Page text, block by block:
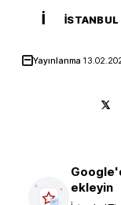
İ İSTANBUL
Yayınlanma
ekleyin